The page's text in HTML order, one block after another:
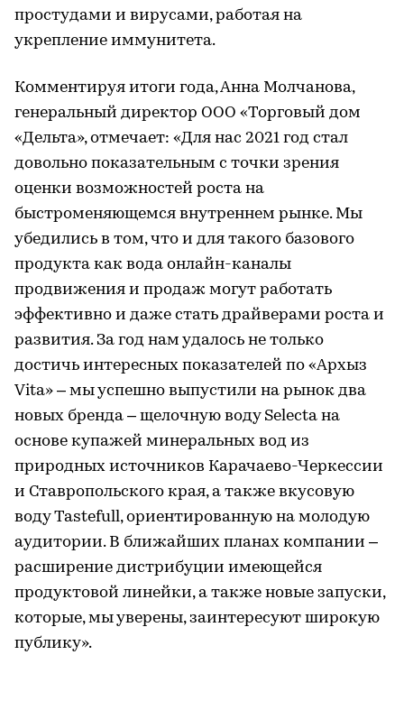
простудами и вирусами, работая на
укрепление иммунитета.
Комментируя итоги года, Анна Молчанова,
генеральный директор ООО «Торговый дом
«Дельта», отмечает: «Для нас 2021 год стал
довольно показательным с точки зрения
оценки возможностей роста на
быстроменяющемся внутреннем рынке. Мы
убедились в том, что и для такого базового
продукта как вода онлайн-каналы
продвижения и продаж могут работать
эффективно и даже стать драйверами роста и
развития. За год нам удалось не только
достичь интересных показателей по «Архыз
Vita» – мы успешно выпустили на рынок два
новых бренда – щелочную воду Selecta на
основе купажей минеральных вод из
природных источников Карачаево-Черкессии
и Ставропольского края, а также вкусовую
воду Tastefull, ориентированную на молодую
аудитории. В ближайших планах компании –
расширение дистрибуции имеющейся
продуктовой линейки, а также новые запуски,
которые, мы уверены, заинтересуют широкую
публику».